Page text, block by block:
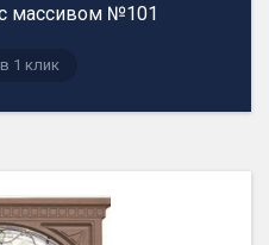
массивом №101
1 клик